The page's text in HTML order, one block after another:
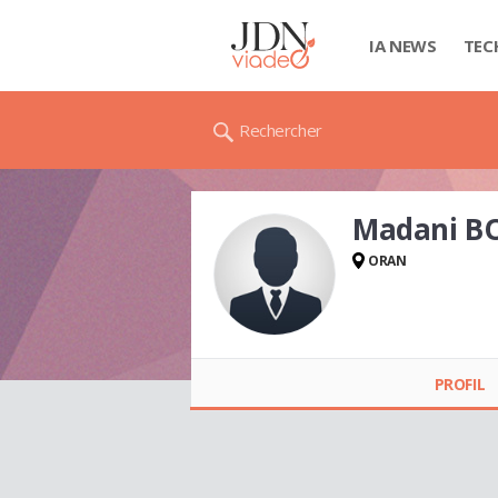
IA NEWS
Rechercher
Madani
ORAN
PROFIL